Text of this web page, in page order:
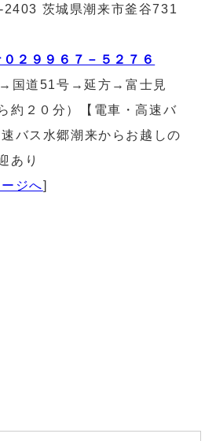
2403 茨城県潮来市釜谷731
２９９６７－５２７６
国道51号→延方→富士見
約２０分）【電車・高速バ
バス水郷潮来からお越しの
あり
ジへ]